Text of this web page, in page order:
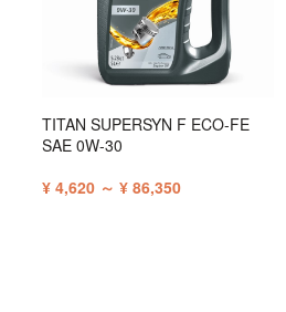
TITAN SUPERSYN F ECO-FE
SAE 0W-30
¥ 4,620 ～ ¥ 86,350